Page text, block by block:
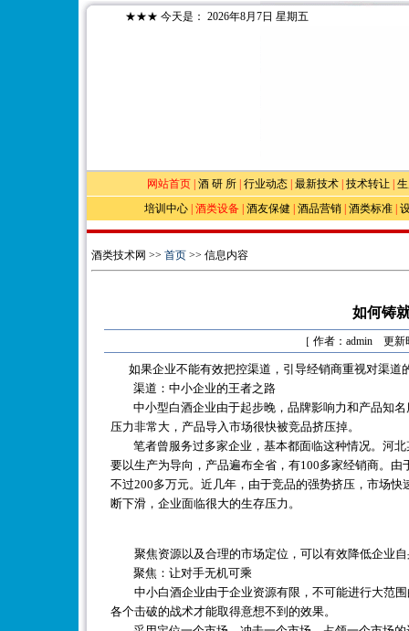
★★★ 今天是： 2026年8月7日 星期五
网站首页 酒 研 所 行业动态 最新技术 技术转让
培训中心 酒类设备 酒友保健 酒品营销 酒类标准
酒类技术网 >> 首页 >> 信息内容
如何铸
［ 作者：admin 更
如果企业不能有效把控渠道，引导经销商重视对渠道
渠道：中小企业的王者之路
中小型白酒企业由于起步晚，品牌影响力和产品知名
压力非常大，产品导入市场很快被竞品挤压掉。
笔者曾服务过多家企业，基本都面临这种情况。河北
要以生产为导向，产品遍布全省，有100多家经销商。
不过200多万元。近几年，由于竞品的强势挤压，市场
断下滑，企业面临很大的生存压力。
聚焦资源以及合理的市场定位，可以有效降低企业自
聚焦：让对手无机可乘
中小白酒企业由于企业资源有限，不可能进行大范围
各个击破的战术才能取得意想不到的效果。